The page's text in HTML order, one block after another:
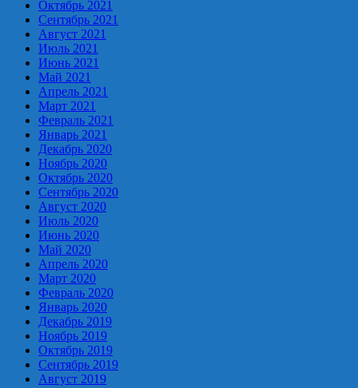
Октябрь 2021
Сентябрь 2021
Август 2021
Июль 2021
Июнь 2021
Май 2021
Апрель 2021
Март 2021
Февраль 2021
Январь 2021
Декабрь 2020
Ноябрь 2020
Октябрь 2020
Сентябрь 2020
Август 2020
Июль 2020
Июнь 2020
Май 2020
Апрель 2020
Март 2020
Февраль 2020
Январь 2020
Декабрь 2019
Ноябрь 2019
Октябрь 2019
Сентябрь 2019
Август 2019